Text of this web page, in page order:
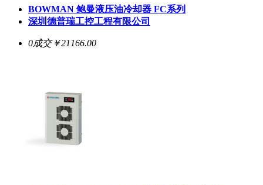
BOWMAN 鲍曼液压油冷却器 FC系列
深圳德普瑞工控工程有限公司
0成交￥21166.00